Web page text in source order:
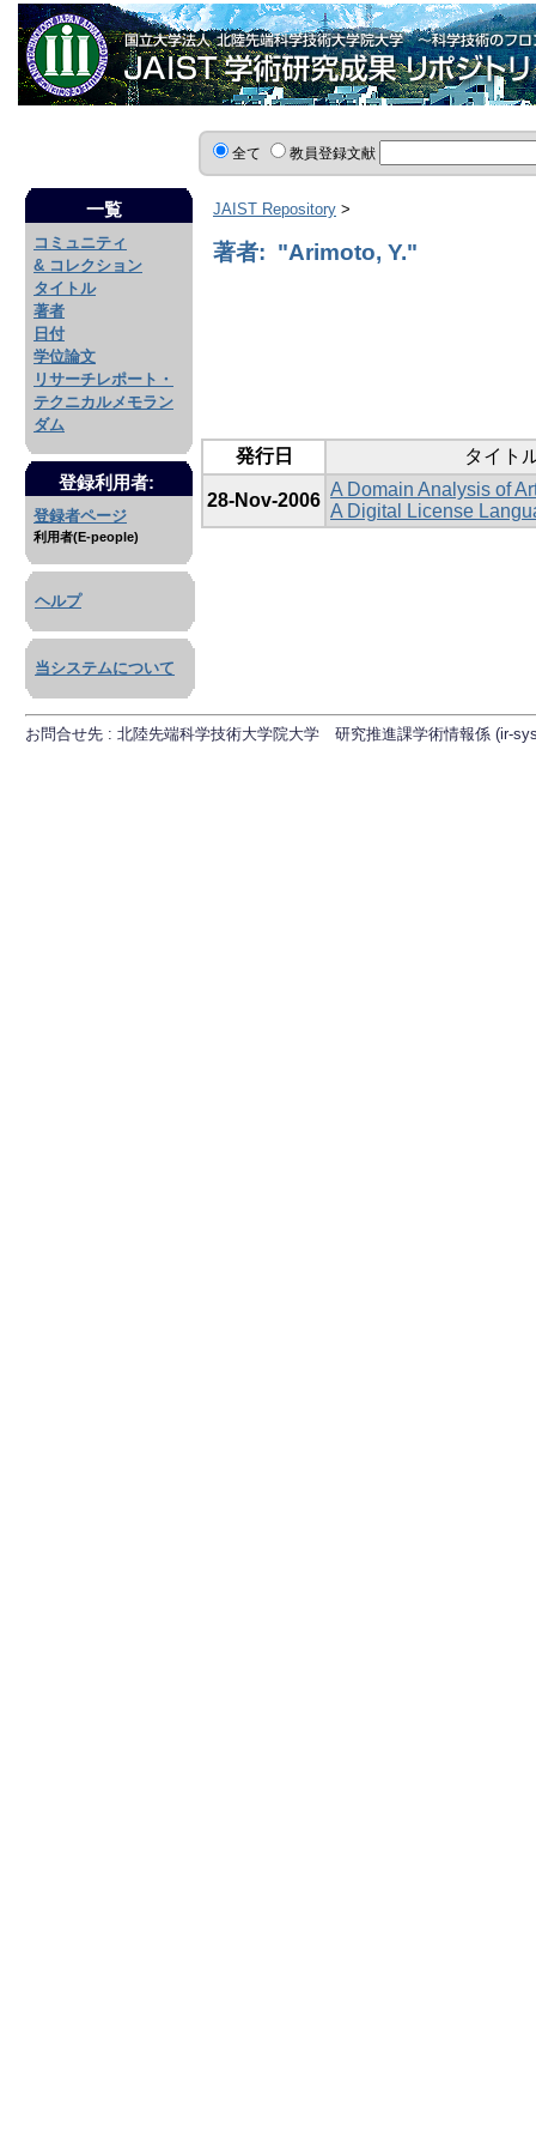
全て 教員登録文献
一覧
コミュニティ
& コレクション
タイトル
著者
日付
学位論文
リサーチレポート・
テクニカルメモラン
ダム
登録利用者:
登録者ページ
利用者(E-people)
ヘルプ
当システムについて
JAIST Repository >
著者: "Arimoto, Y."
発行日 タイト
28-Nov-2006
A Domain Analysis of
A Digital License
お問合せ先 : 北陸先端科学技術大学院大学 研究推進課学術情報係 (ir-